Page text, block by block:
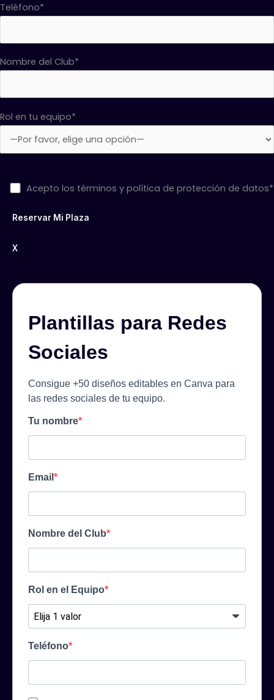
Teléfono*
Nombre del Club*
Rol en tu equipo*
Acepto los términos y política de protección de datos*
X